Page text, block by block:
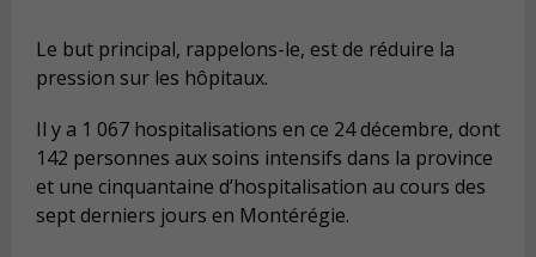
Le but principal, rappelons-le, est de réduire la
pression sur les hôpitaux.
Il y a 1 067 hospitalisations en ce 24 décembre, dont
142 personnes aux soins intensifs dans la province
et une cinquantaine d’hospitalisation au cours des
sept derniers jours en Montérégie.